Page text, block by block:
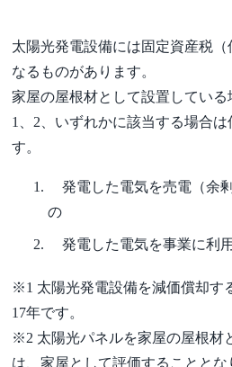
太陽光発電設備には固定資産税
なるものがあります。
家屋の屋根材として設置してい
1、2、いずれかに該当する場合
す。
発電した電気を売電（余
の
発電した電気を事業に利
※1 太陽光発電設備を減価償却す
17年です。
※2 太陽光パネルを家屋の屋根材
は、家屋として評価することとな